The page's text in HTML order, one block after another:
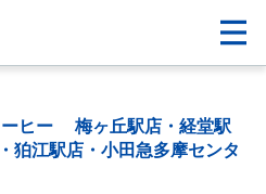
ーヒー 梅ヶ丘駅店・経堂駅
狛江駅店・小田急多摩センタ